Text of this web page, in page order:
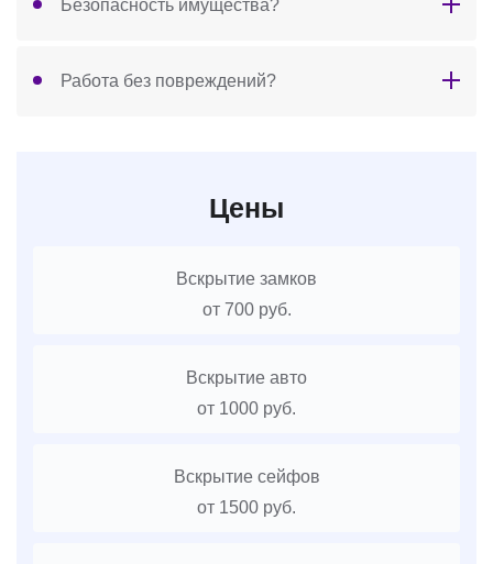
Безопасность имущества?
Работа без повреждений?
Цены
Вскрытие замков
от 700 руб.
Вскрытие авто
от 1000 руб.
Вскрытие сейфов
от 1500 руб.